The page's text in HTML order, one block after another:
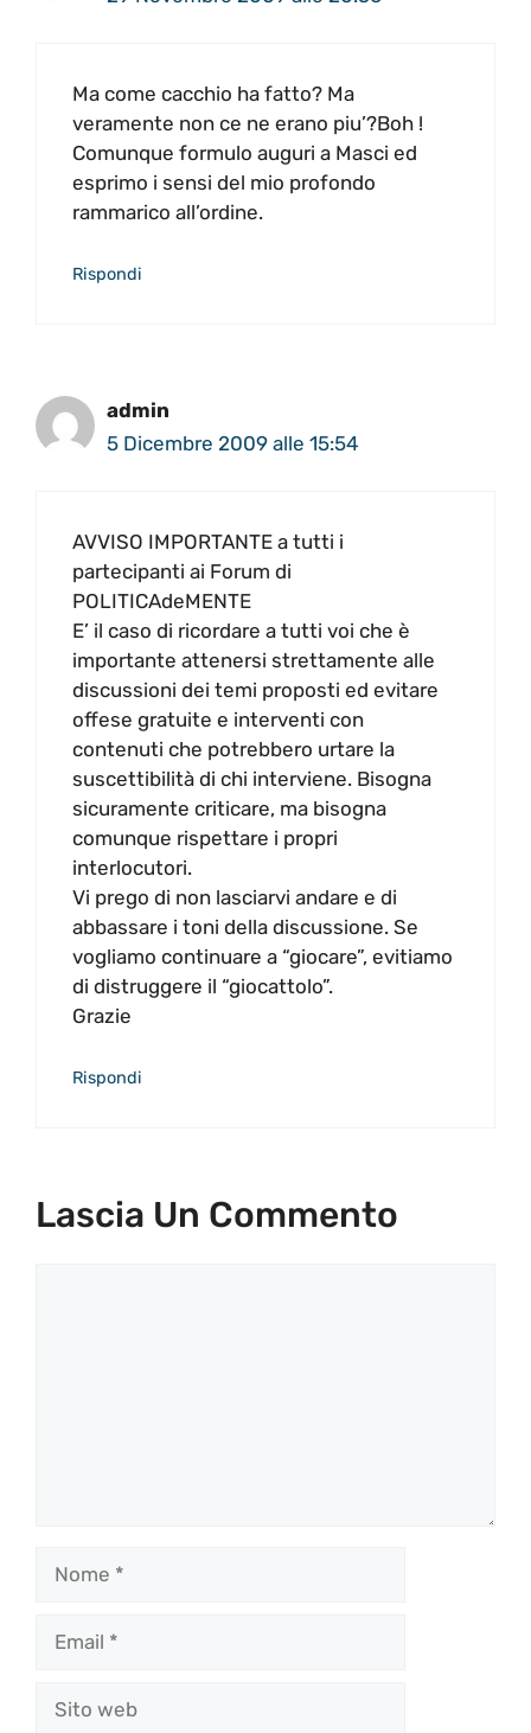
Ma come cacchio ha fatto? Ma
veramente non ce ne erano piu’?Boh !
Comunque formulo auguri a Masci ed
esprimo i sensi del mio profondo
rammarico all’ordine.
Rispondi
admin
5 Dicembre 2009 alle 15:54
AVVISO IMPORTANTE a tutti i
partecipanti ai Forum di
POLITICAdeMENTE
E’ il caso di ricordare a tutti voi che è
importante attenersi strettamente alle
discussioni dei temi proposti ed evitare
offese gratuite e interventi con
contenuti che potrebbero urtare la
suscettibilità di chi interviene. Bisogna
sicuramente criticare, ma bisogna
comunque rispettare i propri
interlocutori.
Vi prego di non lasciarvi andare e di
abbassare i toni della discussione. Se
vogliamo continuare a “giocare”, evitiamo
di distruggere il “giocattolo”.
Grazie
Rispondi
Lascia Un Commento